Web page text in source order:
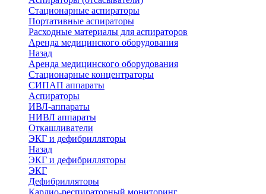
Стационарные аспираторы
Портативные аспираторы
Расходные материалы для аспираторов
Аренда медицинского оборудования
Назад
Аренда медицинского оборудования
Стационарные концентраторы
СИПАП аппараты
Аспираторы
ИВЛ-аппараты
НИВЛ аппараты
Откашливатели
ЭКГ и дефибрилляторы
Назад
ЭКГ и дефибрилляторы
ЭКГ
Дефибрилляторы
Кардио-респираторный мониторинг